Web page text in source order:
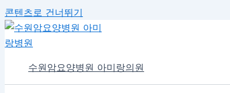
콘텐츠로 건너뛰기
수원암요양병원 아미랑의원